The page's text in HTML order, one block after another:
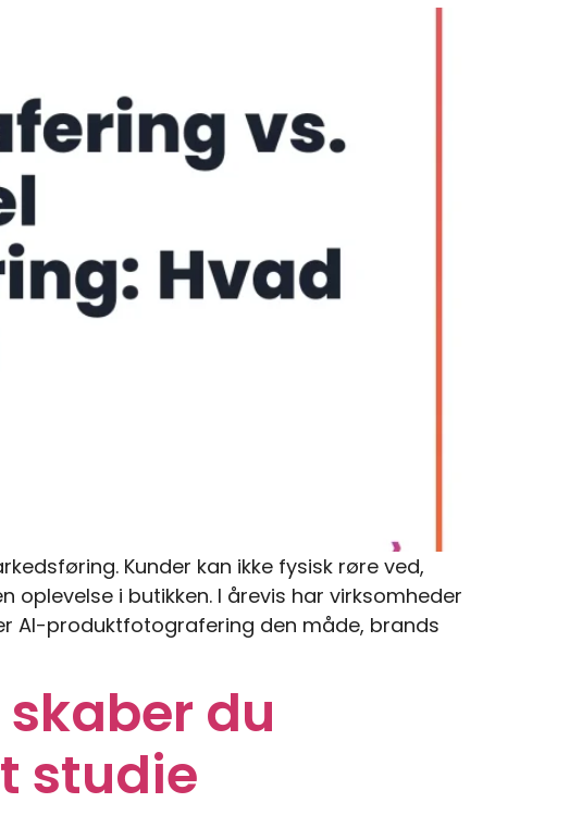
Kunder kan ikke fysisk røre ved,
i butikken. I årevis har virksomheder
produktfotografering den måde, brands
du
studie